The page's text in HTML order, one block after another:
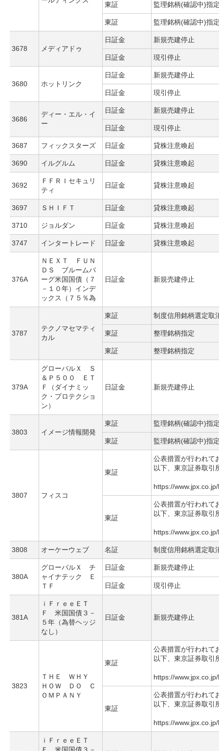
東証 監理銘柄(確認中)指
東証 監理銘柄(確認中)指
3678 メディアドゥ
日証金 新規売建停止
日証金 現引停止
3680 ホットリンク
日証金 新規売建停止
日証金 現引停止
3686
ディー・エル・イ
ー
日証金 新規売建停止
日証金 現引停止
3687 フィックスターズ 日証金 貸株注意喚起
3690 イルグルム 日証金 貸株注意喚起
3692
ＦＦＲＩセキュリ
ティ
日証金 貸株注意喚起
3697 ＳＨＩＦＴ 日証金 貸株注意喚起
3710 ジョルダン 日証金 貸株注意喚起
3747 インタートレード 日証金 貸株注意喚起
376A
ＮＥＸＴ ＦＵＮ
ＤＳ ブルームバ
ーグ米国国債（７
－１０年）インデ
ックス（７５％為
日証金 新規売建停止
3787
テクノマセマティ
カル
東証 制度信用銘柄選定取
東証 整理銘柄指定
東証 整理銘柄指定
379A
グローバルＸ Ｓ
＆Ｐ５００ ＥＴ
Ｆ（ダイナミッ
ク・プロテクショ
ン）
日証金 新規売建停止
3803 イメージ情報開発
東証 監理銘柄(確認中)指
東証 監理銘柄(確認中)指
3807 フィスコ
東証
公表措置が行われて
以下、東京証券取引
https://
東証
公表措置が行われて
以下、東京証券取引
https://
3808 オーケーウェブ 名証 制度信用銘柄選定取
380A
グローバルＸ チ
ャイナテック Ｅ
ＴＦ
日証金 新規売建停止
日証金 現引停止
381A
ｉＦｒｅｅＥＴ
Ｆ 米国国債３－
５年（為替ヘッジ
なし）
日証金 新規売建停止
3823
ＴＨＥ ＷＨＹ
ＨＯＷ ＤＯ Ｃ
ＯＭＰＡＮＹ
東証
公表措置が行われて
以下、東京証券取引
https://
東証
公表措置が行われて
以下、東京証券取引
https://
ｉＦｒｅｅＥＴ